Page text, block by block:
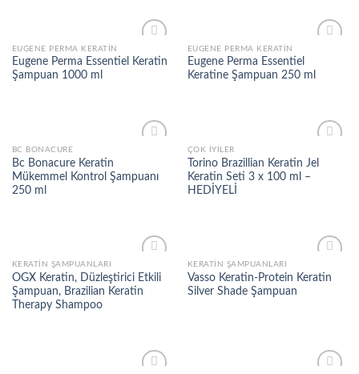
Add to
wishlist
EUGENE PERMA KERATIN
Eugene Perma Essentiel Keratin
Şampuan 1000 ml
EUGENE PERMA KERATIN
Eugene Perma Essentiel
Keratine Şampuan 250 ml
BC BONACURE
Bc Bonacure Keratin
Mükemmel Kontrol Şampuanı
250 ml
Add to
wishlist
ÇOK İYILER
Torino Brazillian Keratin Jel
Keratin Seti 3 x 100 ml –
HEDİYELİ
Add to
wishlist
KERATIN ŞAMPUANLARI
OGX Keratin, Düzleştirici Etkili
Şampuan, Brazilian Keratin
Therapy Shampoo
Add to
wishlist
KERATIN ŞAMPUANLARI
Vasso Keratin-Protein Keratin
Silver Shade Şampuan